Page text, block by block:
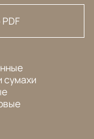
сумахи